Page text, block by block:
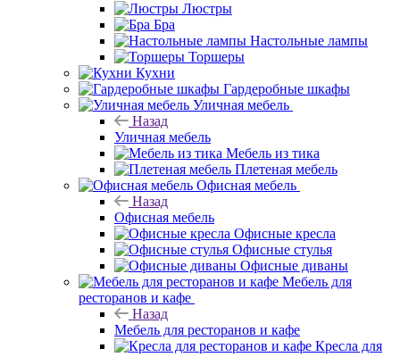
Люстры
Бра
Настольные лампы
Торшеры
Кухни
Гардеробные шкафы
Уличная мебель
Назад
Уличная мебель
Мебель из тика
Плетеная мебель
Офисная мебель
Назад
Офисная мебель
Офисные кресла
Офисные стулья
Офисные диваны
Мебель для
ресторанов и кафе
Назад
Мебель для ресторанов и кафе
Кресла для